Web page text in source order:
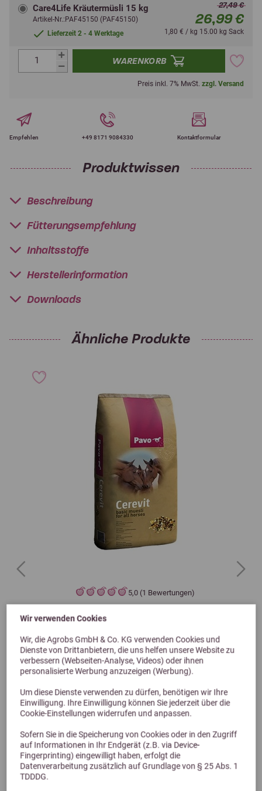
Wir verwenden Cookies
Wir, die Agrobs GmbH & Co. KG verwenden Cookies und
Dienste von Drittanbietern, die uns helfen unsere Website zu
verbessern (Webseiten-Analyse, Videos) oder ihnen
personalisierte Werbung anzuzeigen (Werbung).
Um diese Dienste verwenden zu dürfen, benötigen wir Ihre
Einwilligung. Ihre Einwilligung können Sie jederzeit über die
Cookie-Einstellungen widerrufen und anpassen.
Sofern Sie in die Speicherung von Cookies oder in den Zugriff
auf Informationen in Ihr Endgerät (z.B. via Device-
Fingerprinting) eingewilligt haben, erfolgt die
Datenverarbeitung zusätzlich auf Grundlage von § 25 Abs. 1
TDDDG.
Care4Life Kräutermüsli 15 kg
Artikel-Nr.:PAF45150 (PAF45150)
Lieferzeit 2 - 4 Werktage
27,49 €
26,99 €
1,80 € / kg 15.00 kg Sack
WARENKORB
Preis inkl. 7% MwSt. zzgl. Versand
Empfehlen +49 8171 9084330 Kontaktformular
Produktwissen
Beschreibung
Fütterungsempfehlung
Inhaltsstoffe
Herstellerinformation
Downloads
Ähnliche Produkte
5,0 (1 Bewertungen)
ab 21,99 €
Previous Next